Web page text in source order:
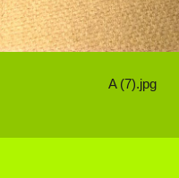
A (7).jpg